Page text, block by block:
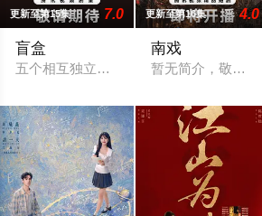
更新至第15集 7.0
盲盒
五个相互独立，又彼此呼应的故事——用
更新至第16集 4.0
南戏
暂无简介，敬请期